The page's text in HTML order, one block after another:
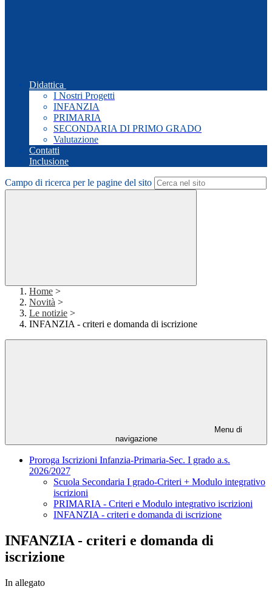
Didattica
I Nostri Progetti
INFANZIA
PRIMARIA
SECONDARIA DI PRIMO GRADO
Valutazione
Contatti
Inclusione
Campo di ricerca per le pagine del sito
Home >
Novità >
Le notizie >
INFANZIA - criteri e domanda di iscrizione
Menu di
navigazione
Proroga Iscrizioni Infanzia-Primaria-Sec. I grado a.s.
2026/2027
Scuola Secondaria I grado-Criteri + Modulo integrativo
iscrizioni
PRIMARIA - Criteri e Modulo integrativo iscrizioni
INFANZIA - criteri e domanda di iscrizione
INFANZIA - criteri e domanda di
iscrizione
In allegato